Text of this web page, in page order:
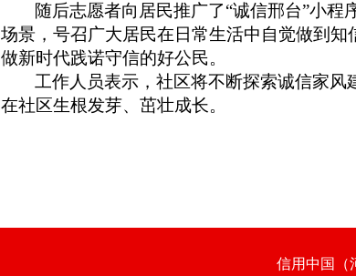
随后志愿者向居民推广了“诚信邢台”小程
场景，号召广大居民在日常生活中自觉做到
做新时代践诺守信的好公民。
工作人员表示，社区将不断探索诚信家风
在社区生根发芽、茁壮成长。
信用中国（